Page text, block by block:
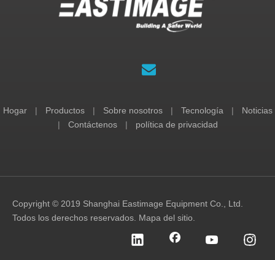
Hogar | Productos | Sobre nosotros | Tecnología |
Noticias
|
Contáctenos | política de privacidad
Copyright © 2019 Shanghai Eastimage Equipment Co., Ltd.
Todos los derechos reservados. Mapa del sitio